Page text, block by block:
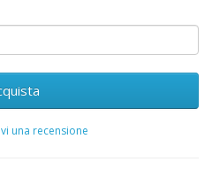
una recensione